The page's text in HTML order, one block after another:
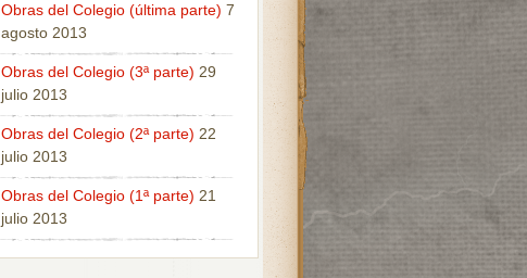
Obras del Colegio (última parte) 7
agosto 2013
Obras del Colegio (3ª parte) 29
julio 2013
Obras del Colegio (2ª parte) 22
julio 2013
Obras del Colegio (1ª parte) 21
julio 2013